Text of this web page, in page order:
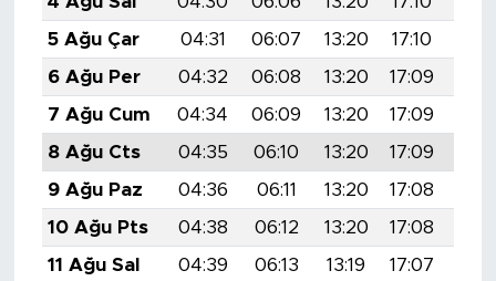
5 Ağu Çar
04:31 06:07 13:20 17:10
6 Ağu Per
04:32 06:08 13:20 17:09
7 Ağu Cum
04:34 06:09 13:20 17:09
8 Ağu Cts
04:35 06:10 13:20 17:09
9 Ağu Paz
04:36 06:11 13:20 17:08
10 Ağu Pts
04:38 06:12 13:20 17:08
11 Ağu Sal
04:39 06:13 13:19 17:07